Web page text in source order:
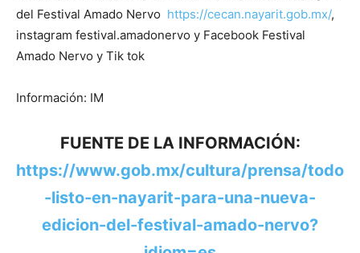
del Festival Amado Nervo https://cecan.nayarit.gob.mx/,
instagram festival.amadonervo y Facebook Festival
Amado Nervo y Tik tok
Información: IM
FUENTE DE LA INFORMACIÓN:
https://www.gob.mx/cultura/prensa/todo
-listo-en-nayarit-para-una-nueva-
edicion-del-festival-amado-nervo?